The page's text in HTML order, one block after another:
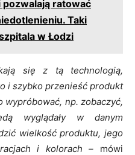
ratować
Taki
w Łodzi
się z tą technologią,
i szybko przenieść produkt
np. zobaczyć,
wyglądały w danym
wielkość produktu, jego
i kolorach – mówi